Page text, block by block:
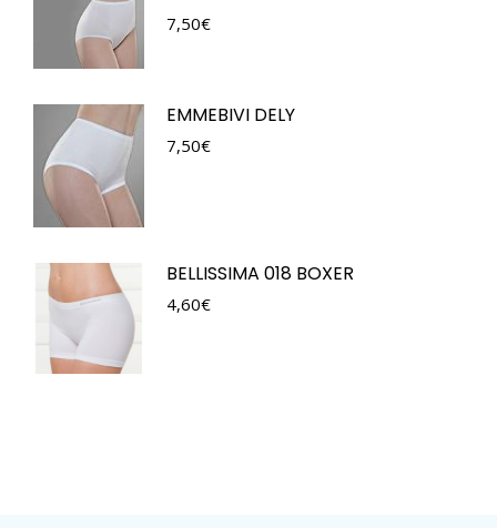
7,50€
EMMEBIVI DELY
7,50€
BELLISSIMA 018 BOXER
4,60€